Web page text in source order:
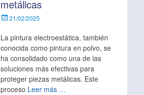
metálicas
Escrito21/02/2025
La pintura electroestática, también
conocida como pintura en polvo, se
ha consolidado como una de las
soluciones más efectivas para
proteger piezas metálicas. Este
proceso Leer más …